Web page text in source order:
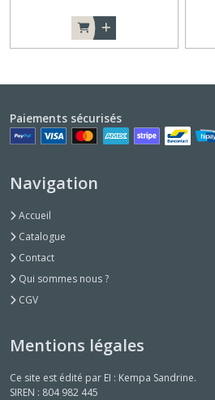
Paiements sécurisés
Navigation
Accueil
Catalogue
Contact
Qui sommes nous ?
CGV
Mentions légales
Ce site est édité par EI : Kempa Sandrine.
SIREN : 804 982 445